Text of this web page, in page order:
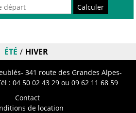
Calculer
ÉTÉ HIVER
341 route des Grandes Alpes-
: 04 50 02 43 29ou 09 62 11 68 59
Contact
de location